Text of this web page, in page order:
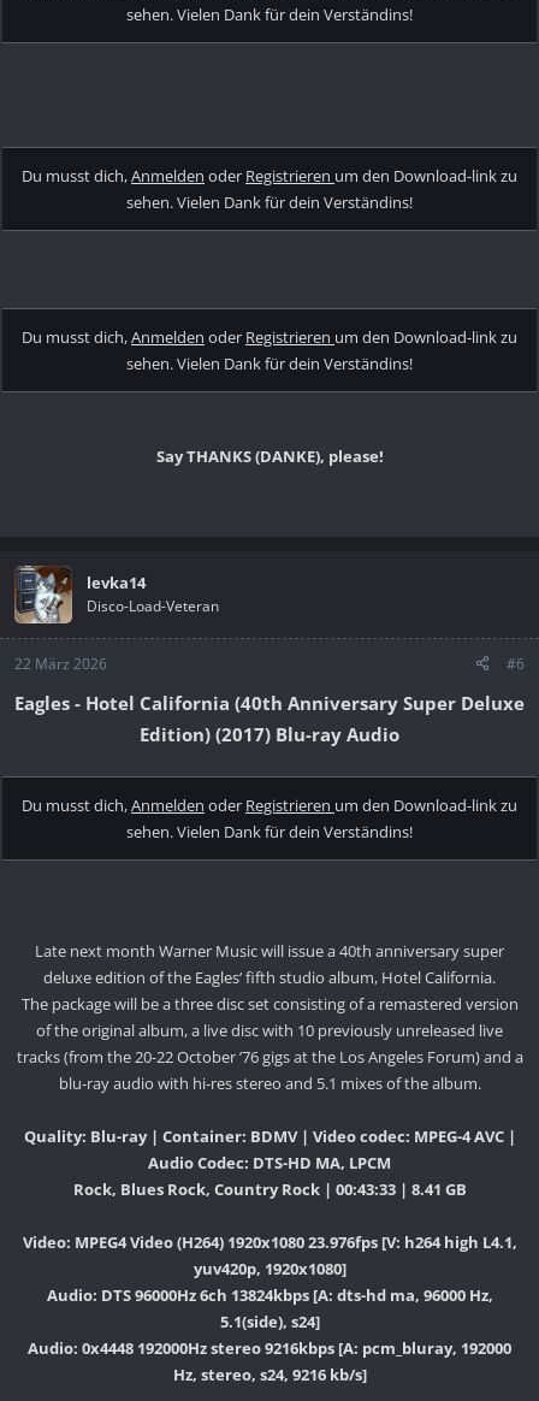
sehen. Vielen Dank für dein Verständins!
Du musst dich,Anmelden oder Registrieren um den Download-link zu
sehen. Vielen Dank für dein Verständins!
Du musst dich,Anmelden oder Registrieren um den Download-link zu
sehen. Vielen Dank für dein Verständins!
Say THANKS (DANKE), please!
levka14
Disco-Load-Veteran
22 März 2026 #6
Eagles - Hotel California (40th Anniversary Super Deluxe
Edition) (2017) Blu-ray Audio
Du musst dich,Anmelden oder Registrieren um den Download-link zu
sehen. Vielen Dank für dein Verständins!
Late next month Warner Music will issue a 40th anniversary super
deluxe edition of the Eagles‘ fifth studio album, Hotel California.
The package will be a three disc set consisting of a remastered version
of the original album, a live disc with 10 previously unreleased live
tracks (from the 20-22 October ’76 gigs at the Los Angeles Forum) and a
blu-ray audio with hi-res stereo and 5.1 mixes of the album.
Quality: Blu-ray | Container: BDMV | Video codec: MPEG-4 AVC |
Audio Codec: DTS-HD MA, LPCM
Rock, Blues Rock, Country Rock | 00:43:33 | 8.41 GB
Video: MPEG4 Video (H264) 1920x1080 23.976fps [V: h264 high L4.1,
yuv420p, 1920x1080]
Audio: DTS 96000Hz 6ch 13824kbps [A: dts-hd ma, 96000 Hz,
5.1(side), s24]
Audio: 0x4448 192000Hz stereo 9216kbps [A: pcm_bluray, 192000
Hz, stereo, s24, 9216 kb/s]